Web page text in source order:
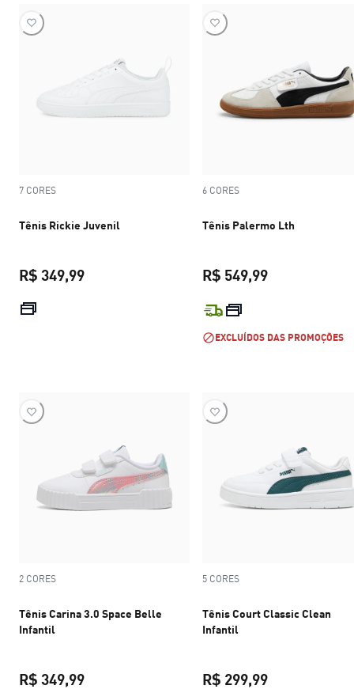
7 CORES
Tênis Rickie Juvenil
R$ 349,99
preço atual R$ 349,99
6 CORES
Tênis Palermo Lth
R$ 549,99
EXCLUÍDOS DAS PROMOÇÕES
2 CORES
Tênis Carina 3.0 Space Belle
Infantil
R$ 349,99
5 CORES
Tênis Court Classic Clean
Infantil
R$ 299,99